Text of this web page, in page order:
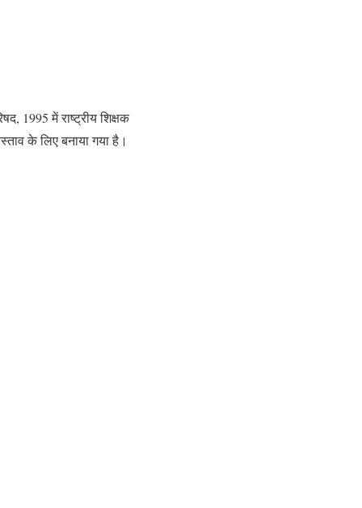
1995 में राष्ट्रीय शिक्षक
के लिए बनाया गया है।